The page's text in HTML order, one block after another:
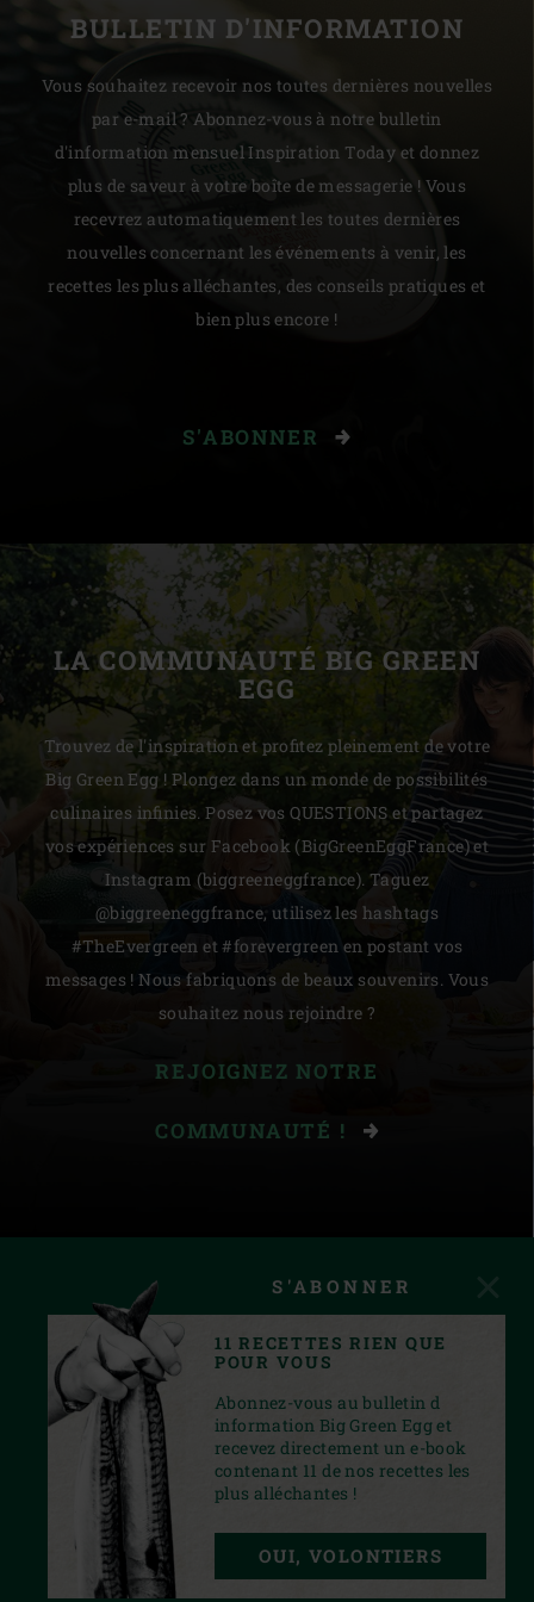
BULLETIN D'INFORMATION
Vous souhaitez recevoir nos toutes dernières nouvelles
par e-mail ? Abonnez-vous à notre bulletin
d'information mensuel Inspiration Today et donnez
plus de saveur à votre boîte de messagerie ! Vous
recevrez automatiquement les toutes dernières
nouvelles concernant les événements à venir, les
recettes les plus alléchantes, des conseils pratiques et
bien plus encore !
S'ABONNER
LA COMMUNAUTÉ BIG GREEN
EGG
Trouvez de l'inspiration et profitez pleinement de votre
Big Green Egg ! Plongez dans un monde de possibilités
culinaires infinies. Posez vos QUESTIONS et partagez
vos expériences sur Facebook (BigGreenEggFrance) et
Instagram (biggreeneggfrance). Taguez
@biggreeneggfrance, utilisez les hashtags
#TheEvergreen et #forevergreen en postant vos
messages ! Nous fabriquons de beaux souvenirs. Vous
souhaitez nous rejoindre ?
REJOIGNEZ NOTRE
COMMUNAUTÉ !
PRIVACY STATEMENT
S'ABONNER
11 RECETTES RIEN QUE
POUR VOUS
Abonnez-vous au bulletin d
information Big Green Egg et
recevez directement un e-book
contenant 11 de nos recettes les
plus alléchantes !
OUI, VOLONTIERS